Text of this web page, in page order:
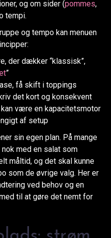
og om sider (pommes,
tempi.
og tempo kan menuen
der dækker “klassisk”,
”
få skift i toppings
det kort og konsekvent
være en kapacitetsmotor
af setup
sin egen plan. På mange
med en salat som
måltid, og det skal kunne
som de øvrige valg. Her er
ved behov og en
til at gøre det nemt for